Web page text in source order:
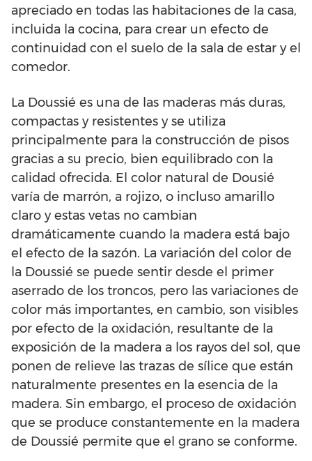
apreciado en todas las habitaciones de la casa,
incluida la cocina, para crear un efecto de
continuidad con el suelo de la sala de estar y el
comedor.
La Doussié es una de las maderas más duras,
compactas y resistentes y se utiliza
principalmente para la construcción de pisos
gracias a su precio, bien equilibrado con la
calidad ofrecida. El color natural de Dousié
varía de marrón, a rojizo, o incluso amarillo
claro y estas vetas no cambian
dramáticamente cuando la madera está bajo
el efecto de la sazón. La variación del color de
la Doussié se puede sentir desde el primer
aserrado de los troncos, pero las variaciones de
color más importantes, en cambio, son visibles
por efecto de la oxidación, resultante de la
exposición de la madera a los rayos del sol, que
ponen de relieve las trazas de sílice que están
naturalmente presentes en la esencia de la
madera. Sin embargo, el proceso de oxidación
que se produce constantemente en la madera
de Doussié permite que el grano se conforme.